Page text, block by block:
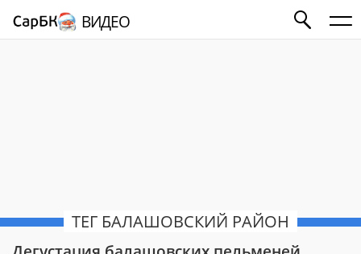
ВИДЕО
ТЕГ БАЛАШОВСКИЙ РАЙОН